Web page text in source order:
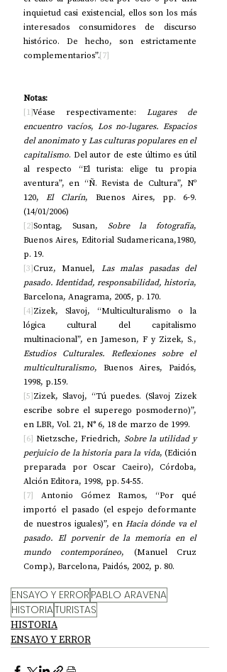
inquietud casi existencial, ellos son los más
interesados consumidores de discurso
histórico. De hecho, son estrictamente
complementarios”.[7]
Notas:
[1]Véase respectivamente: Lugares de
encuentro vacíos, Los no-lugares. Espacios
del anonimato y Las culturas populares en el
capitalismo. Del autor de este último es útil
al respecto “El turista: elige tu propia
aventura”, en “Ñ. Revista de Cultura”, Nº
120, El Clarín, Buenos Aires, pp. 6-9.
(14/01/2006)
[2]Sontag, Susan, Sobre la fotografía,
Buenos Aires, Editorial Sudamericana,1980,
p. 19.
[3]Cruz, Manuel, Las malas pasadas del
pasado. Identidad, responsabilidad, historia,
Barcelona, Anagrama, 2005, p. 170.
[4]Zizek, Slavoj, “Multiculturalismo o la
lógica cultural del capitalismo
Estudios Culturales. Reflexiones sobre el
multiculturalismo, Buenos Aires, Paidós,
1998, p.159.
[5]Zizek, Slavoj, “Tú puedes. (Slavoj Zizek
escribe sobre el superego posmoderno)”,
en LBR, Vol. 21, N° 6, 18 de marzo de 1999.
[6] Nietzsche, Friedrich, Sobre la utilidad y
perjuicio de la historia para la vida, (Edición
preparada por Oscar Caeiro), Córdoba,
Alción Editora, 1998, pp. 54-55.
[7] Antonio Gómez Ramos, “Por qué
importó el pasado (el espejo deformante
de nuestros iguales)”, en Hacia dónde va el
pasado. El porvenir de la memoria en el
mundo contemporáneo, (Manuel Cruz
Comp.), Barcelona, Paidós, 2002, p. 80.
ENSAYO Y ERROR PABLO ARAVENA
HISTORIATURISTAS
HISTORIA
ENSAYO Y ERROR